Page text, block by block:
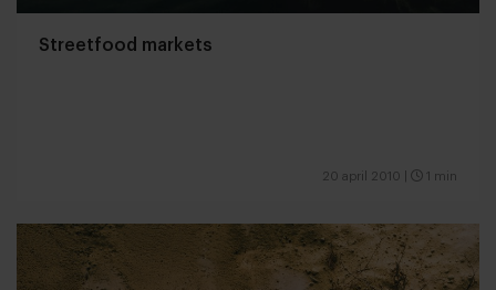
Streetfood markets
20 april 2010 1 min